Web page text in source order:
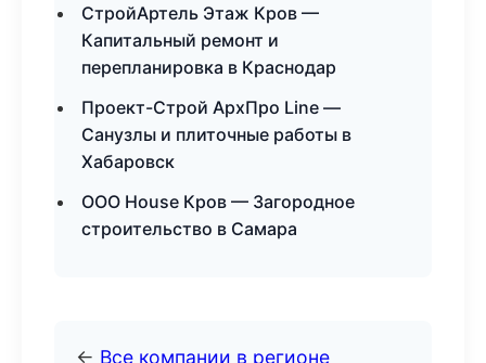
СтройАртель Этаж Кров —
Капитальный ремонт и
перепланировка в Краснодар
Проект-Строй АрхПро Line —
Санузлы и плиточные работы в
Хабаровск
ООО House Кров — Загородное
строительство в Самара
← Все компании в регионе